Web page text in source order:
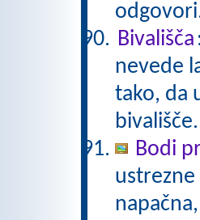
Bivališča
nevede
tako, da
Bodi
ustrezne